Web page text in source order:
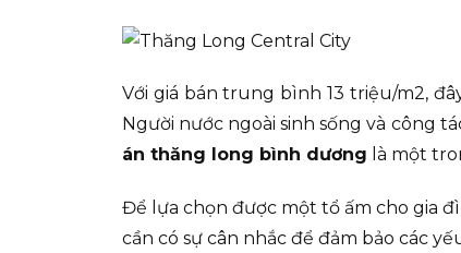
Với giá bán trung bình 13 triệu/m2,
Người nước ngoài sinh sống và công
án thăng long bình dương là một
Để lựa chọn được một tổ ấm cho gia
cần có sự cân nhắc để đảm bảo các